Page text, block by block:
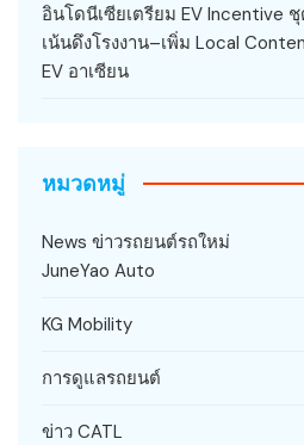
อินโดนีเซียเตรียม EV Incentive
เน้นดึงโรงงาน–เพิ่ม Local
EV อาเซียน
หมวดหมู่
News ข่าวรถยนต์รถใหม่
JuneYao Auto
KG Mobility
การดูแลรถยนต์
ข่าว CATL